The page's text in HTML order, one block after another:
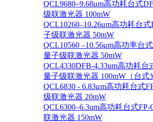
QCL9680–9.68μm高功耗台式
级联激光器 100mW
QCL10260–10.26μm高功耗台
子级联激光器 50mW
QCL10560 –10.56μm高功率台
量子级联激光器 50mW
QCL4330DFB-4.33um高功耗
量子级联激光器 100mW（台式
QCL6830 - 6.83μm高功耗台式
级联激光器 20mW
QCL6300–6.3um高功耗台式
联激光器 150mW